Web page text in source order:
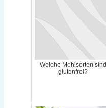
Welche Mehlsorten sind
glutenfrei?